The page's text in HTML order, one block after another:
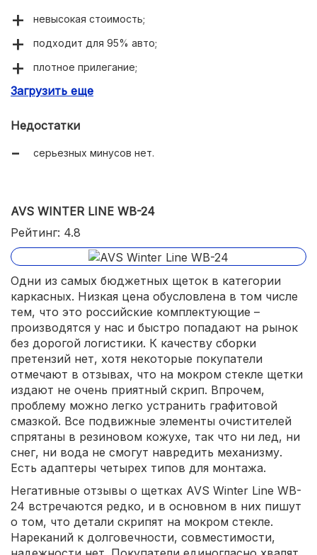
невысокая стоимость;
подходит для 95% авто;
плотное прилегание;
качественная смазка.
Загрузить еще
Недостатки
серьезных минусов нет.
AVS WINTER LINE WB-24
Рейтинг: 4.8
Одни из самых бюджетных щеток в категории
каркасных. Низкая цена обусловлена в том числе
тем, что это российские комплектующие –
производятся у нас и быстро попадают на рынок
без дорогой логистики. К качеству сборки
претензий нет, хотя некоторые покупатели
отмечают в отзывах, что на мокром стекле щетки
издают не очень приятный скрип. Впрочем,
проблему можно легко устранить графитовой
смазкой. Все подвижные элементы очистителей
спрятаны в резиновом кожухе, так что ни лед, ни
снег, ни вода не смогут навредить механизму.
Есть адаптеры четырех типов для монтажа.
Негативные отзывы о щетках AVS Winter Line WB-
24 встречаются редко, и в основном в них пишут
о том, что детали скрипят на мокром стекле.
Нареканий к долговечности, совместимости,